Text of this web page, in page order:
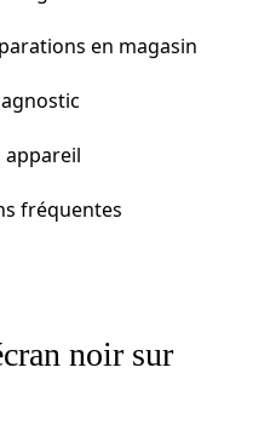
en magasin
appareil
fréquentes
noir sur